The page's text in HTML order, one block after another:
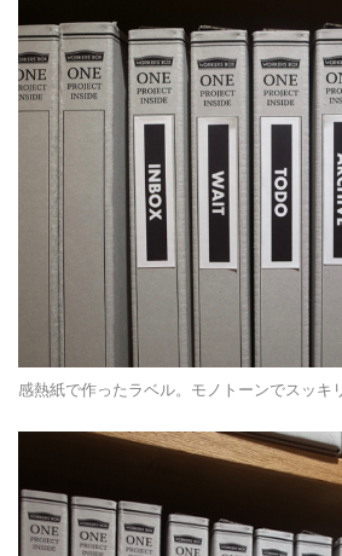
感熱紙で作ったラベル。モノトーンでスッキ